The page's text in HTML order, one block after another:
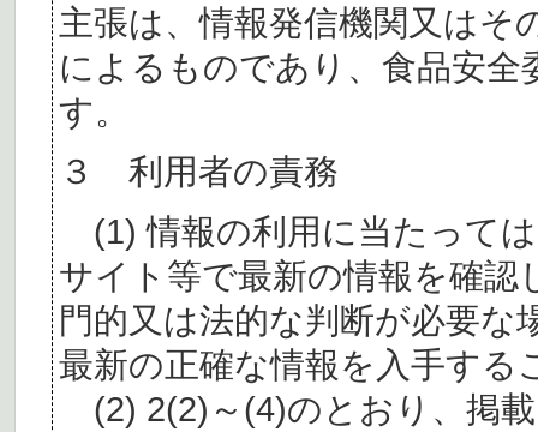
主張は、情報発信機関又はそ
によるものであり、食品安
す。
３ 利用者の責務
(1) 情報の利用に当たって
サイト等で最新の情報を確認
門的又は法的な判断が必要
最新の正確な情報を入手する
(2) 2(2)～(4)のとおり、掲